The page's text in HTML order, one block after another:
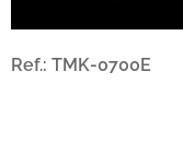
Ref.: TMK-0700E